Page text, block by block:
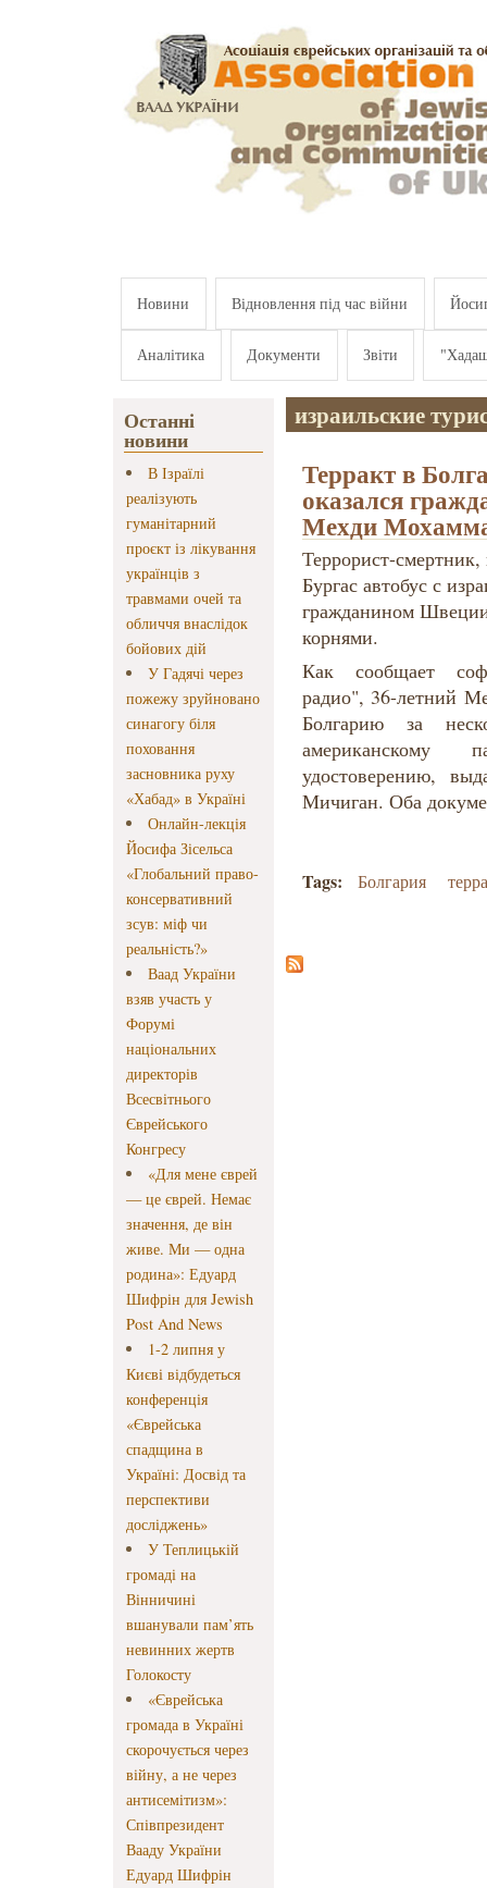
Новини Відновлення під час війни
Аналітика Документи Звіти
Останні
новини
В Ізраїлі
реалізують
гуманітарний
проєкт із лікування
українців з
травмами очей та
обличчя внаслідок
бойових дій
У Гадячі через
пожежу зруйновано
синагогу біля
поховання
засновника руху
«Хабад» в Україні
Онлайн-лекція
Йосифа Зісельса
«Глобальний право-
консервативний
зсув: міф чи
реальність?»
Ваад України
взяв участь у
Форумі
національних
директорів
Всесвітнього
Єврейського
Конгресу
«Для мене єврей
— це єврей. Немає
значення, де він
живе. Ми — одна
родина»: Едуард
Шифрін для Jewish
Post And News
1-2 липня у
Києві відбудеться
конференція
«Єврейська
спадщина в
Україні: Досвід та
перспективи
досліджень»
У Теплицькій
громаді на
Вінничині
вшанували пам’ять
невинних жертв
Голокосту
«Єврейська
громада в Україні
скорочується через
війну, а не через
антисемітизм»:
Співпрезидент
Вааду України
Едуард Шифрін
израильские
Терракт в
оказался
Мехди
Террорист-
Бургас автобус с
гражданином
корнями.
Как сообщает
радио", 36-летний
Болгарию за
американскому
удостоверению,
Мичиган. Оба
Tags: Болгария